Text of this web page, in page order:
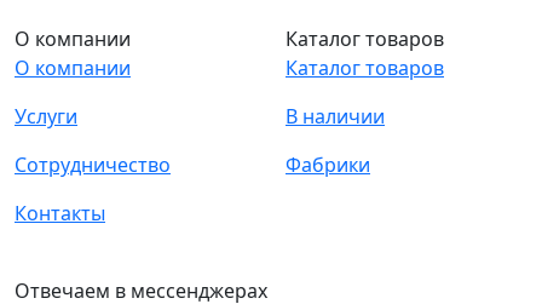
О компании
О компании
Услуги
Сотрудничество
Контакты
Каталог товаров
Каталог товаров
В наличии
Фабрики
Отвечаем в мессенджерах